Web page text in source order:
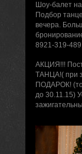
Шоу-балет
Подбор
вечера.
8921-319-
АКЦИЯ!!!
ТАНЦА!( при
ПОДАРОК!
до 30.11.15)